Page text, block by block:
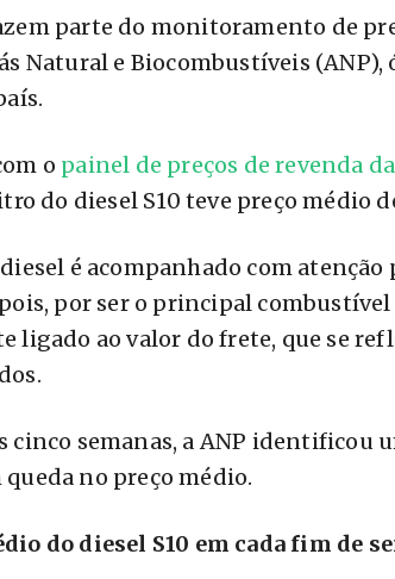
parte do monitoramento de
Natural e Biocombustíveis
o painel de preços de revenda
do diesel S10 teve preço médio
é acompanhado com
por ser o principal
ligado ao valor do frete, que se
cinco semanas, a ANP identificou
no preço médio.
do diesel S10 em cada fim de